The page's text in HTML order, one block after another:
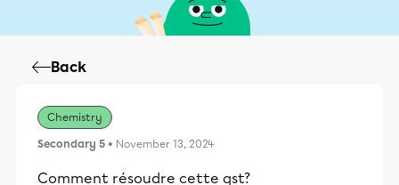
Back
Chemistry
Secondary 5 • November 13, 2024
Comment résoudre cette qst?